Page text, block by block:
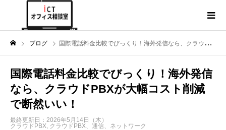
ブログ 国際電話料金比較でびっくり！海外発信なら、クラウドPBXが大幅コスト削減で断然いい！
国際電話料金比較でびっくり！海外発信
なら、クラウドPBXが大幅コスト削減
で断然いい！
最終更新日：2026年5月14日（木）
クラウドPBX
クラウドPBX、通信、ネットワーク